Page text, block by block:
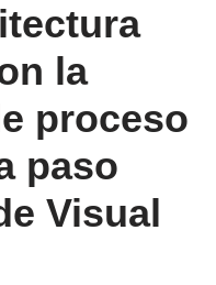
la
proceso
paso
Visual